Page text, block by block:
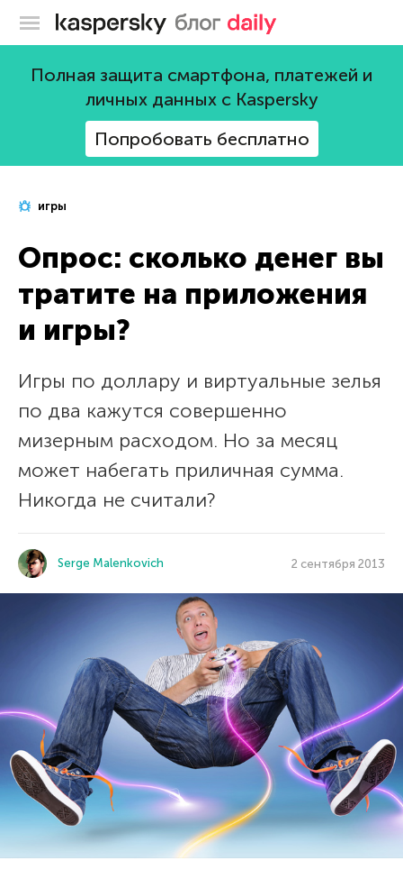
Блог Касперского
Полная защита смартфона, платежей и
личных данных с Kaspersky
Попробовать бесплатно
игры
Опрос: сколько денег вы
тратите на приложения
и игры?
Игры по доллару и виртуальные зелья
по два кажутся совершенно
мизерным расходом. Но за месяц
может набегать приличная сумма.
Никогда не считали?
Serge Malenkovich 2 сентября 2013